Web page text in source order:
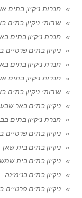
חברות ניקיון בתים
שירותי ניקיון בתים
חברת ניקיון בתים
ניקיון בתים פרטיים
חברת ניקיון בתים
חברות ניקיון בתים
שירותי ניקיון בתים
ניקיון בתים באר שבע
חברת ניקיון בתים
ניקיון בתים
ניקיון בתים בית שאן
ניקיון בתים בית שמש
ניקיון בתים בנימינה
ניקיון בתים פרטיים